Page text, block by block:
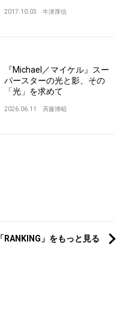
2017.10.03 牛津厚信
『Michael／マイケル』スー
パースターの光と影、その
「光」を求めて
2026.06.11 斉藤博昭
「RANKING」をもっと見る